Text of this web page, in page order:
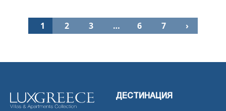
1 2 3 … 6 7 ›
ДЕСТИНАЦИЯ